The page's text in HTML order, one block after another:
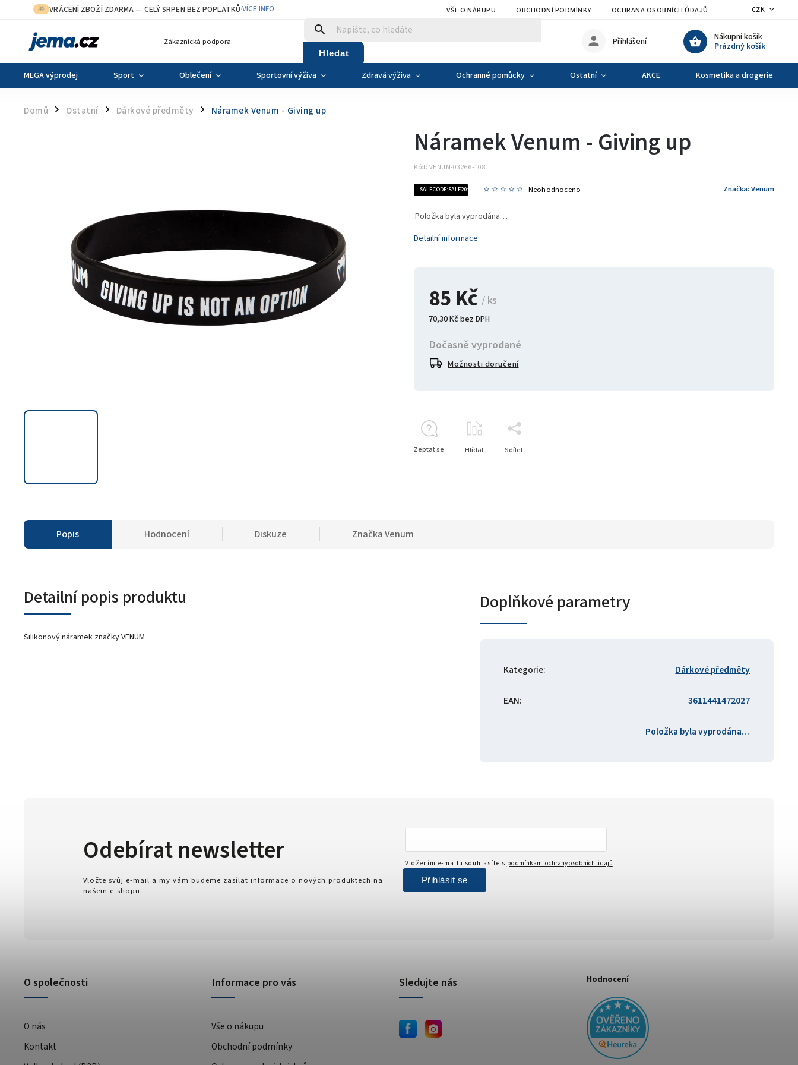
🎁 VRÁCENÍ ZBOŽÍ ZDARMA— CELÝ SRPEN BEZ POPLATKŮ·VÍCE INFO VŠE O NÁKUPU OBCHODNÍ PODMÍNKY OCHRANA OSOBNÍCH ÚDAJŮ VÝMĚNA A VRÁCENÍ
CZK
Zákaznická podpora:
Hledat
Nákupní košík
Prázdný košík
Přihlášení
MEGA výprodej Sport Oblečení Sportovní výživa Zdravá výživa Ochranné pomůcky Ostatní AKCE Kosmetika a drogerie
Domů / Ostatní / Dárkové předměty / Náramek Venum - Giving up
85 Kč/ ks
70,30 Kč bez DPH
Dočasně vyprodané
Možnosti doručení
Náramek Venum - Giving up
Kód: VENUM-03266-108
SALECODE:SALE20:20:% Neohodnoceno Značka: Venum
Položka byla vyprodána…
Detailní informace
Zeptat se Hlídat Sdílet
Popis Hodnocení Diskuze ZnačkaVenum
Detailní popis produktu
Silikonový náramek značky VENUM
Doplňkové parametry
Kategorie: Dárkové předměty
EAN: 3611441472027
Položka byla vyprodána…
O společnosti
O nás
Kontakt
Informace pro vás
Vše o nákupu
Obchodní podmínky
Odebírat newsletter
Vložte svůj e-mail a my vám budeme zasílat informace o nových produktech na
našem e-shopu.
Vložením e-mailu souhlasíte s podmínkami ochrany osobních údajů
Přihlásit se
Sledujte nás Hodnocení